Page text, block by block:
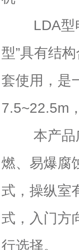
LDA型电
型”具有结
套使用，是
7.5~22.5m
本产品广
燃、易爆腐
式，操纵室
式，入门方
行选择。